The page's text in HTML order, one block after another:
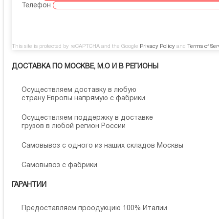
Телефон
This site is protected by reCAPTCHA and the Google Privacy Policy and Terms of
ДОСТАВКА ПО МОСКВЕ, М.О И В РЕГИОНЫ
Осуществляем доставку в любую
страну Европы напрямую с фабрики
Осуществляем поддержку в доставке
грузов в любой регион России
Самовывоз с одного из наших складов Москвы
Самовывоз с фабрики
ГАРАНТИИ
Предоставляем проодукцию 100% Италии